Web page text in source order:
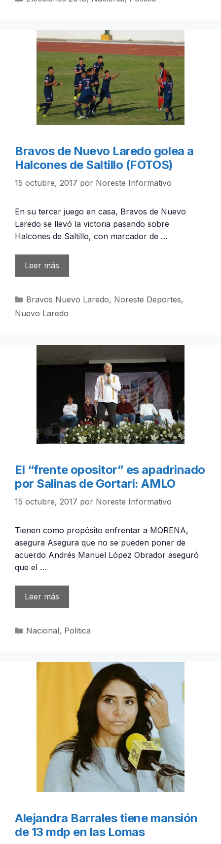
Bravos de Nuevo Laredo golea a
Halcones de Saltillo (FOTOS)
15 octubre, 2017 por Noreste Informativo
En su tercer juego en casa, Bravos de Nuevo
Laredo se llevó la victoria pasando sobre
Halcones de Saltillo, con marcador de …
Leer más
Categorías
Bravos Nuevo Laredo, Noreste Deportes,
Nuevo Laredo
El “frente opositor” es apadrinado
por Salinas de Gortari: AMLO
15 octubre, 2017 por Noreste Informativo
Tienen como propósito enfrentar a MORENA,
asegura Asegura que no se pueden poner de
acuerdo Andrés Manuel López Obrador aseguró
que el …
Leer más
Categorías
Nacional, Politica
Alejandra Barrales tiene mansión
de 13 mdp en las Lomas